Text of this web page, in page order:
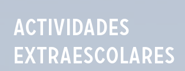
Actividades
Extraescolares